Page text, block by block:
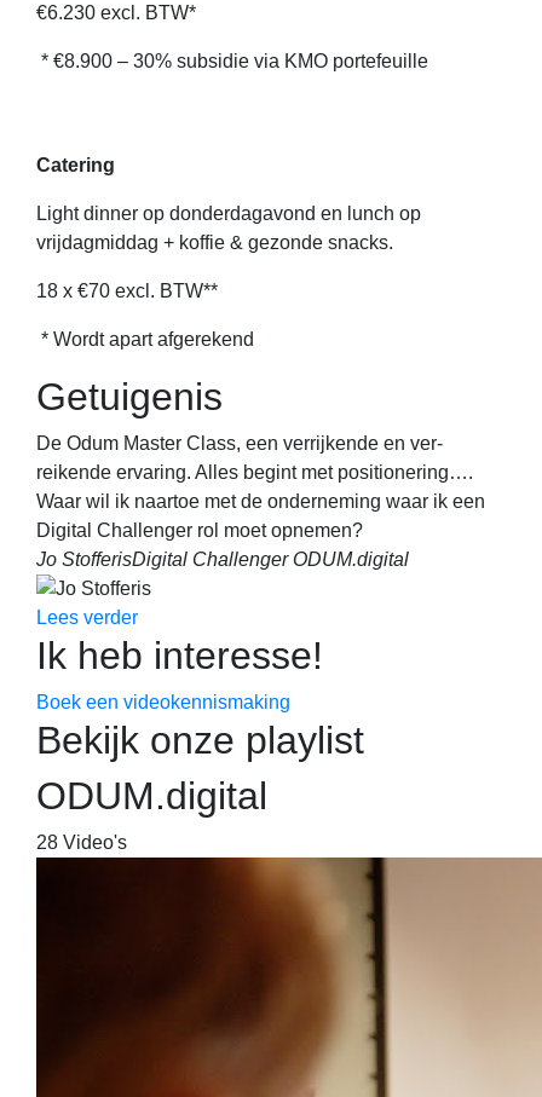
€6.230 excl. BTW*
* €8.900 – 30% subsidie via KMO portefeuille
Catering
Light dinner op donderdagavond en lunch op
vrijdagmiddag + koffie & gezonde snacks.
18 x €70 excl. BTW**
* Wordt apart afgerekend
Getuigenis
De Odum Master Class, een verrijkende en ver-
reikende ervaring. Alles begint met positionering….
Waar wil ik naartoe met de onderneming waar ik een
Digital Challenger rol moet opnemen?
Jo StofferisDigital Challenger ODUM.digital
Lees verder
Ik heb interesse!
Boek een videokennismaking
Bekijk onze playlist
ODUM.digital
28 Video's